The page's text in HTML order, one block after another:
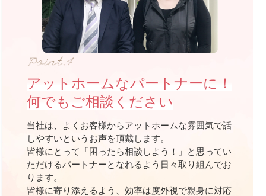
アットホームなパートナーに！
何でもご相談ください
当社は、よくお客様からアットホームな雰囲気で話
しやすいというお声を頂戴します。
皆様にとって「困ったら相談しよう！」と思ってい
ただけるパートナーとなれるよう日々取り組んでお
ります。
皆様に寄り添えるよう、効率は度外視で親身に対応